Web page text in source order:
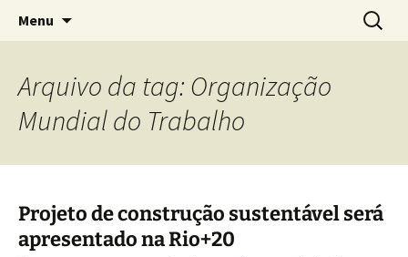
conteúdo
Rodrimix
Concretos e Pisos Industriais LTDA
Menu
por:
Arquivo da tag: Organização
Mundial do Trabalho
Projeto de construção sustentável será
apresentado na Rio+20